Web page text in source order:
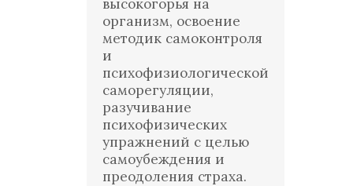
высокогорья на
организм, освоение
методик самоконтроля
и
психофизиологической
саморегуляции,
разучивание
психофизических
упражнений с целью
самоубеждения и
преодоления страха.